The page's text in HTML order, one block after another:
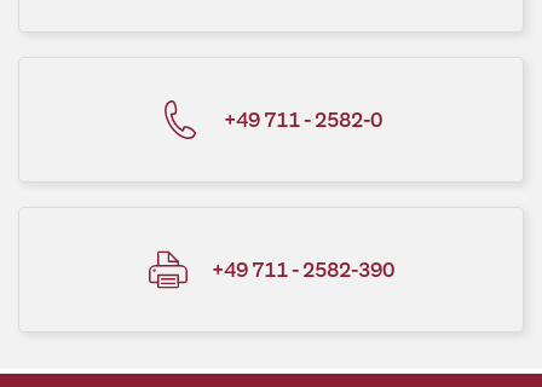
+49 711 - 2582-0
+49 711 - 2582-390